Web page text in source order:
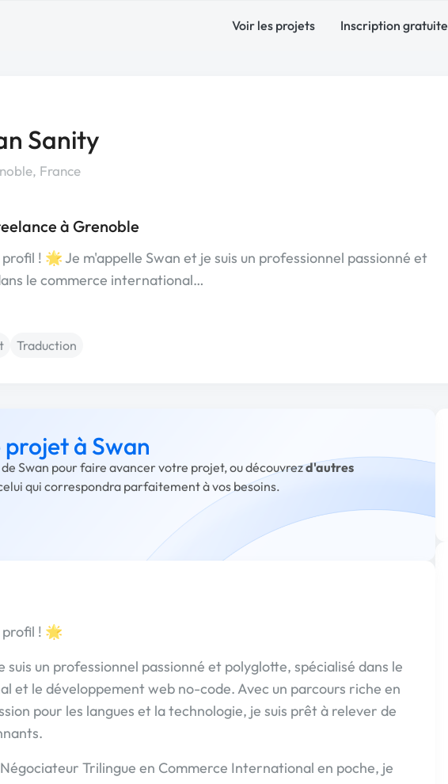
Voir les projets Inscription gratuite
Sanity
France
à Grenoble
! 🌟 Je m'appelle Swan et je suis un professionnel passionné et
le commerce international…
Traduction
à Swan
Swan pour faire avancer votre projet, ou découvrezd'autres
qui correspondra parfaitement à vos besoins.
profil ! 🌟
suis un professionnel passionné et polyglotte, spécialisé dans le
et le développement web no-code. Avec un parcours riche en
pour les langues et la technologie, je suis prêt à relever de
Trilingue en Commerce International en poche, je